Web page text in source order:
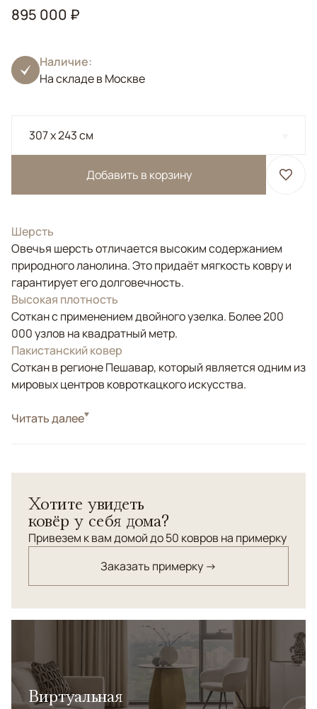
895 000 ₽
Наличие:
На складе в Москве
307 x 243 см
Добавить в корзину
Шерсть
Овечья шерсть отличается высоким содержанием
природного ланолина. Это придаёт мягкость ковру и
гарантирует его долговечность.
Высокая плотность
Соткан с применением двойного узелка. Более 200
000 узлов на квадратный метр.
Пакистанский ковер
Соткан в регионе Пешавар, который является одним из
мировых центров ковроткацкого искусства.
СтильКлассические
Читать далее
Хотите увидеть
ковёр у себя дома?
Привезем к вам домой до 50 ковров на примерку
Заказать примерку →
Виртуальная